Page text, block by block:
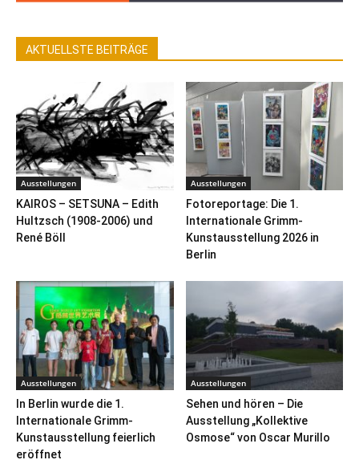
AKTUELLSTE BEITRÄGE
Ausstellungen
KAIROS – SETSUNA – Edith
Hultzsch (1908-2006) und
René Böll
Ausstellungen
Fotoreportage: Die 1.
Internationale Grimm-
Kunstausstellung 2026 in
Berlin
Ausstellungen
In Berlin wurde die 1.
Internationale Grimm-
Kunstausstellung feierlich
eröffnet
Ausstellungen
Sehen und hören – Die
Ausstellung „Kollektive
Osmose“ von Oscar Murillo